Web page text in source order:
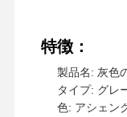
事件
特徴：
製品名: 灰色
タイプ: グレ
色: アシェン